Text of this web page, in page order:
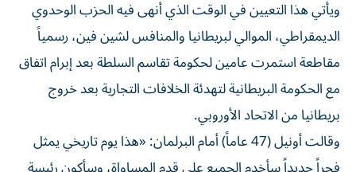
ويأتي هذا التعيين في الوقت الذي أنهى فيه الحزب الوحدوي
الديمقراطي، الموالي لبريطانيا والمنافس لشين فين، رسمياً
مقاطعة استمرت عامين لحكومة تقاسم السلطة بعد إبرام اتفاق
مع الحكومة البريطانية لتهدئة الخلافات التجارية بعد خروج
بريطانيا من الاتحاد الأوروبي.
وقالت أونيل (47 عاماً) أمام البرلمان: «هذا يوم تاريخي يمثل